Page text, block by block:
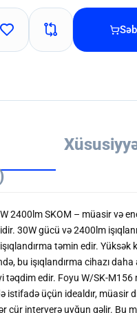
2400lm SKOM – müasir və
30W gücü və 2400lm
təmin edir. Yüksək
bu işıqlandırma cihazı daha
təqdim edir. Foyu W/SK-M156
istifadə üçün idealdır, müasir
cür interyerə uyğun gəlir. Bu